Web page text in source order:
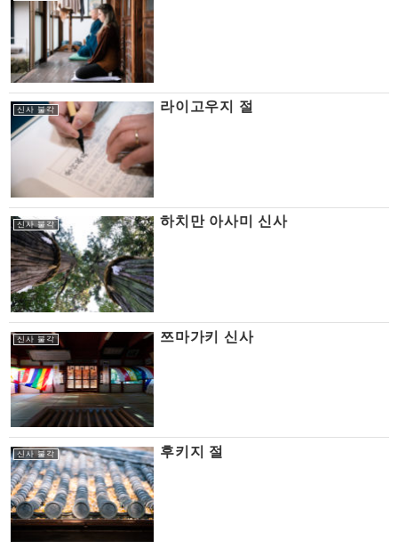
신사 불각 라이고우지 절
신사 불각 하치만 아사미 신사
신사 불각 쯔마가키 신사
신사 불각 후키지 절